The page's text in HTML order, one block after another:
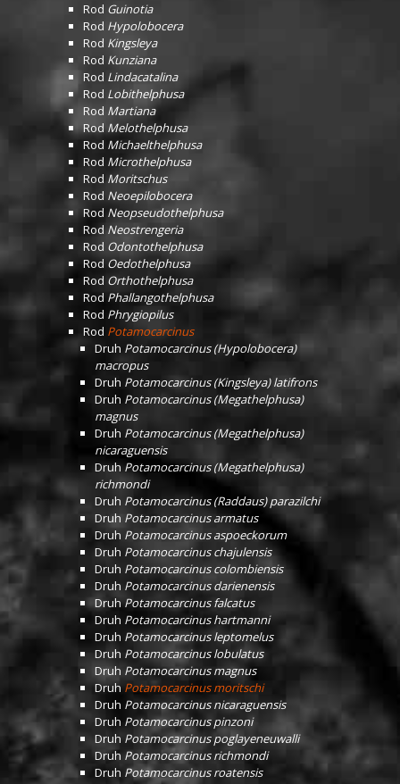
Rod Guinotia
Rod Hypolobocera
Rod Kingsleya
Rod Kunziana
Rod Lindacatalina
Rod Lobithelphusa
Rod Martiana
RodMelothelphusa
Rod Michaelthelphusa
Rod Microthelphusa
Rod Moritschus
Rod Neoepilobocera
Rod Neopseudothelphusa
Rod Neostrengeria
Rod Odontothelphusa
Rod Oedothelphusa
Rod Orthothelphusa
Rod Phallangothelphusa
Rod Phrygiopilus
Rod Potamocarcinus
Druh Potamocarcinus (Hypolobocera)
macropus
Druh Potamocarcinus (Kingsleya) latifrons
Druh Potamocarcinus (Megathelphusa)
magnus
Druh Potamocarcinus (Megathelphusa)
nicaraguensis
Druh Potamocarcinus (Megathelphusa)
richmondi
Druh Potamocarcinus (Raddaus) parazilchi
Druh Potamocarcinus armatus
Druh Potamocarcinus aspoeckorum
Druh Potamocarcinus chajulensis
Druh Potamocarcinus colombiensis
Druh Potamocarcinus darienensis
DruhPotamocarcinus falcatus
Druh Potamocarcinus hartmanni
Druh Potamocarcinus leptomelus
Druh Potamocarcinus lobulatus
Druh Potamocarcinus magnus
Druh Potamocarcinus moritschi
Druh Potamocarcinus nicaraguensis
Druh Potamocarcinus pinzoni
Druh Potamocarcinus poglayeneuwalli
Druh Potamocarcinus richmondi
Druh Potamocarcinus roatensis